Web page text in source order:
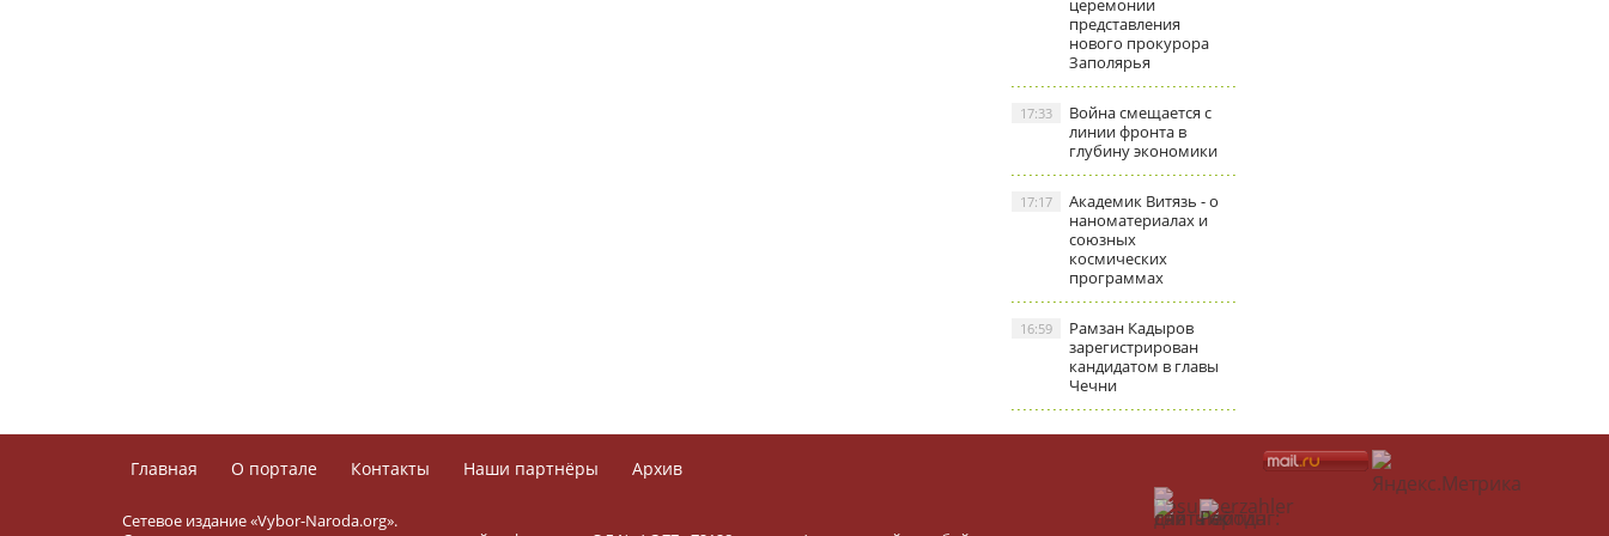
церемонии
представления
нового прокурора
Заполярья
Война смещается с
линии фронта в
глубину экономики
17:33
Академик Витязь - о
наноматериалах и
союзных
космических
программах
17:17
Рамзан Кадыров
зарегистрирован
кандидатом в главы
Чечни
16:59
Главная О портале Контакты Наши партнёры Архив
Сетевое издание «Vybor-Naroda.org».